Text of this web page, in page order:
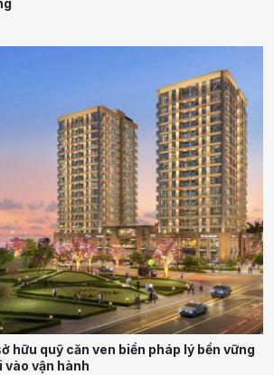
hữu quỹ căn ven biển pháp lý bền vững
vào vận hành